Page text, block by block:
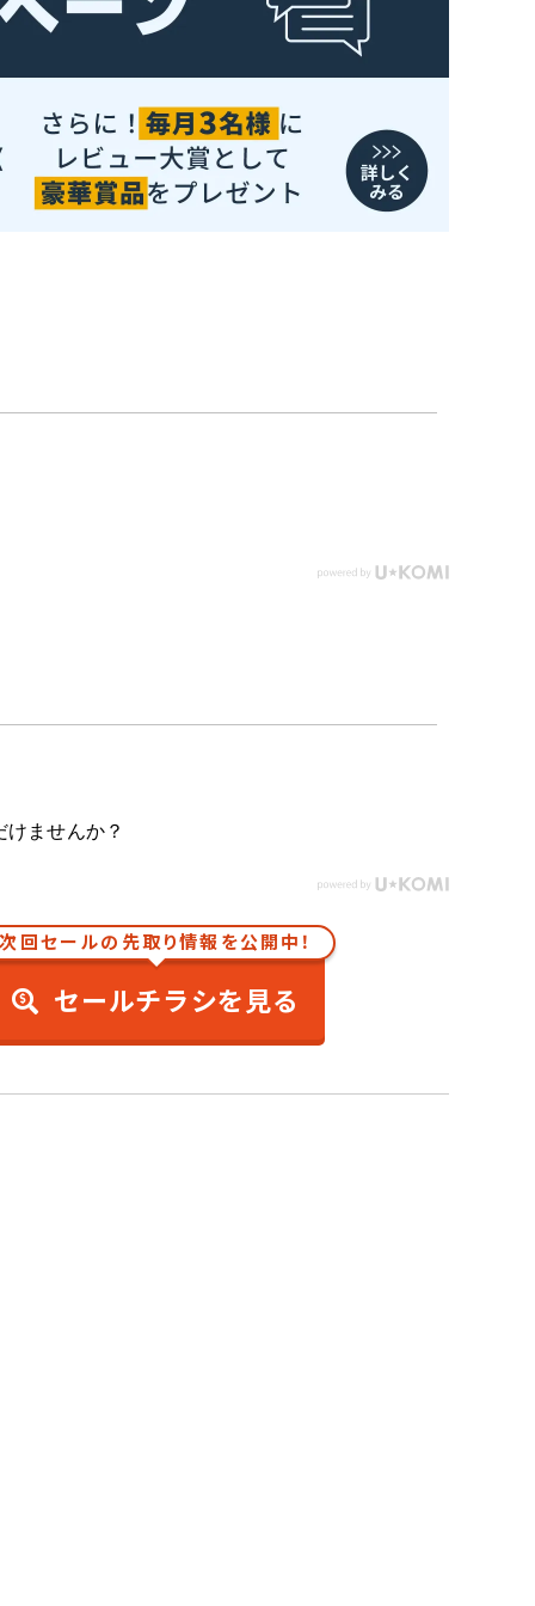
ませんか？
次回セールの先取り情報を公開中！
セールチラシを見る